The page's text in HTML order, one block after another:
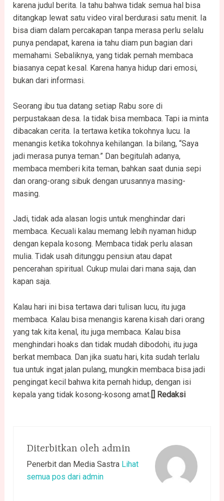
karena judul berita. Ia tahu bahwa tidak semua hal bisa
ditangkap lewat satu video viral berdurasi satu menit. Ia
bisa diam dalam percakapan tanpa merasa perlu selalu
punya pendapat, karena ia tahu diam pun bagian dari
memahami. Sebaliknya, yang tidak pernah membaca
biasanya cepat kesal. Karena hanya hidup dari emosi,
bukan dari informasi.
Seorang ibu tua datang setiap Rabu sore di
perpustakaan desa. Ia tidak bisa membaca. Tapi ia minta
dibacakan cerita. Ia tertawa ketika tokohnya lucu. Ia
menangis ketika tokohnya kehilangan. Ia bilang, “Saya
jadi merasa punya teman.” Dan begitulah adanya,
membaca memberi kita teman, bahkan saat dunia sepi
dan orang-orang sibuk dengan urusannya masing-
masing.
Jadi, tidak ada alasan logis untuk menghindar dari
membaca. Kecuali kalau memang lebih nyaman hidup
dengan kepala kosong. Membaca tidak perlu alasan
mulia. Tidak usah ditunggu pensiun atau dapat
pencerahan spiritual. Cukup mulai dari mana saja, dan
kapan saja.
Kalau hari ini bisa tertawa dari tulisan lucu, itu juga
membaca. Kalau bisa menangis karena kisah dari orang
yang tak kita kenal, itu juga membaca. Kalau bisa
menghindari hoaks dan tidak mudah dibodohi, itu juga
berkat membaca. Dan jika suatu hari, kita sudah terlalu
tua untuk ingat jalan pulang, mungkin membaca bisa jadi
pengingat kecil bahwa kita pernah hidup, dengan isi
kepala yang tidak kosong-kosong amat. [] Redaksi
Diterbitkan oleh admin
Penerbit dan Media Sastra Lihat
semua pos dari admin